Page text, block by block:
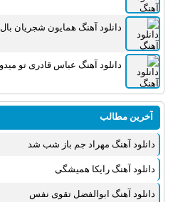
دانلود آهنگ همایون شجریان
دانلود آهنگ عباس قادرى تو
آخرین مطالب
دانلود آهنگ مهراد جم باز شب شد
دانلود آهنگ رایکا همیشگی
دانلود آهنگ ابوالفضل تقوی نفس